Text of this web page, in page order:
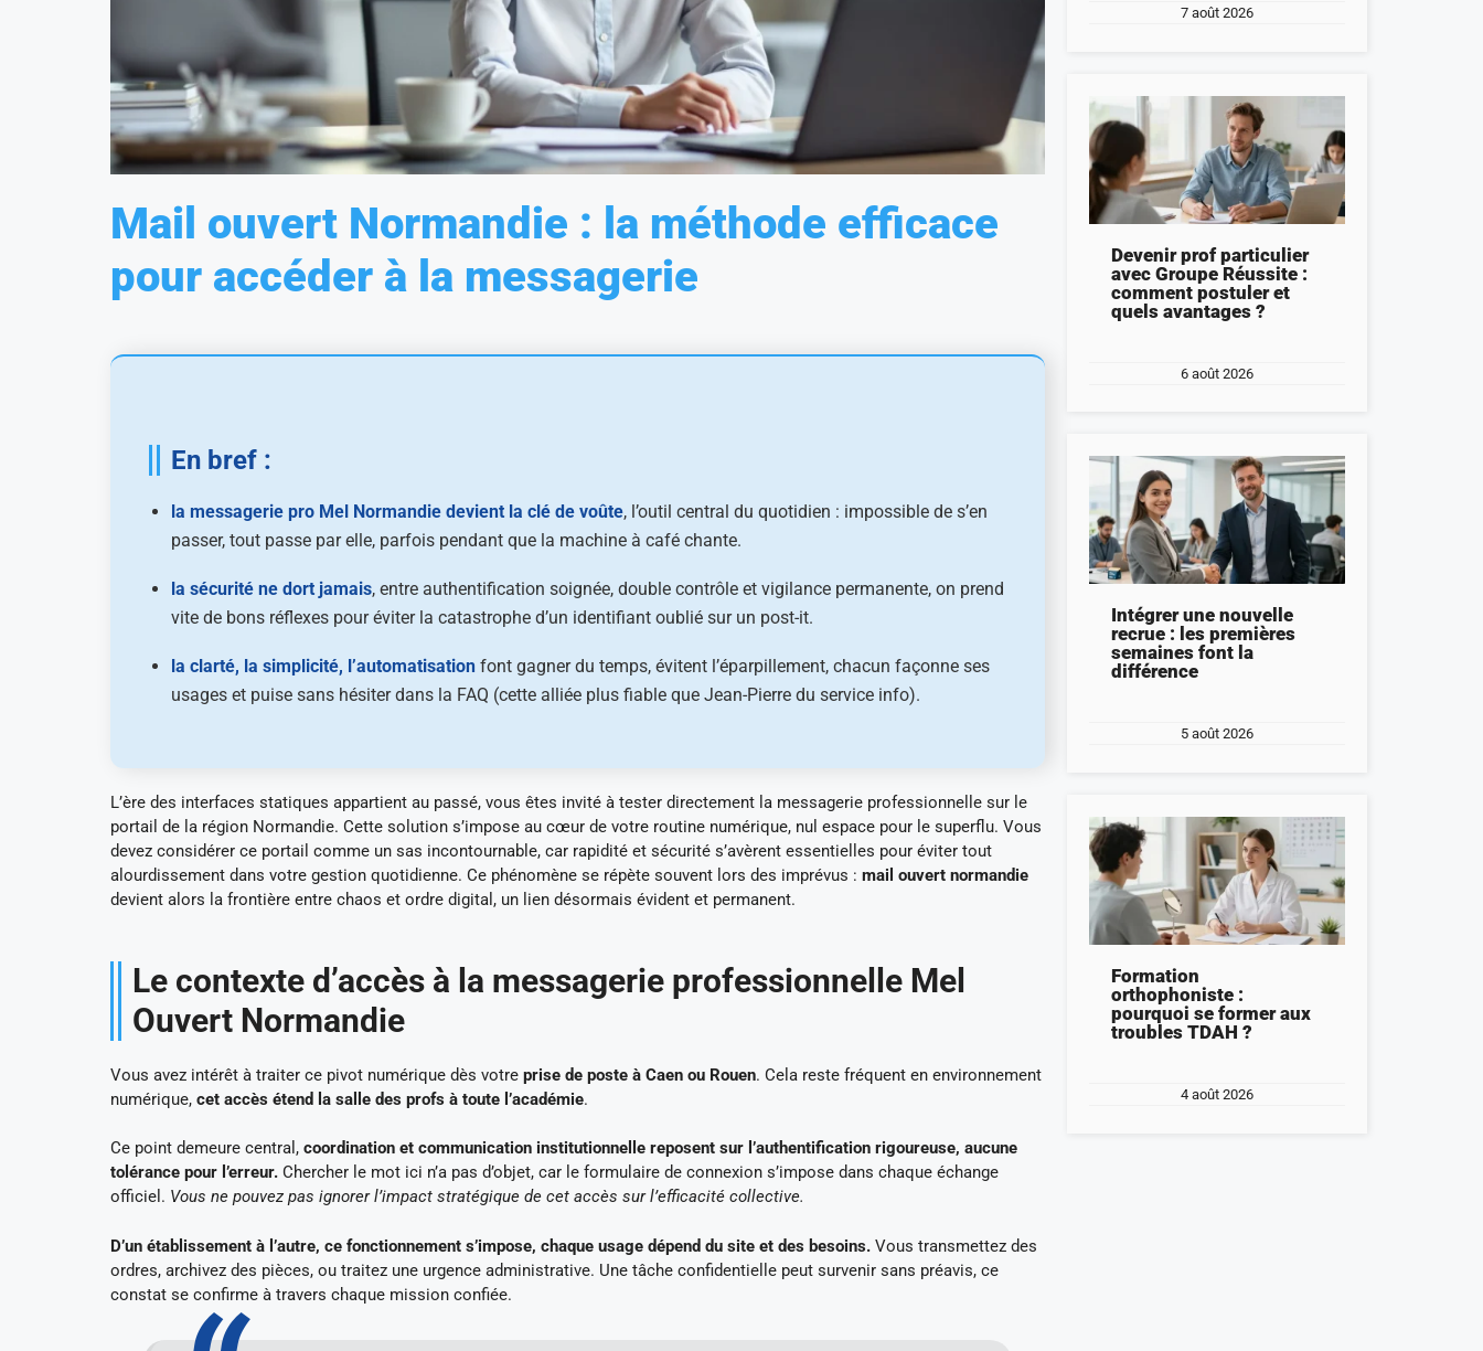
Mail ouvert Normandie : la méthode efficace
pour accéder à la messagerie
En bref :
la messagerie pro Mel Normandie devient la clé de voûte, l’outil central du quotidien : impossible de s’en
passer, tout passe par elle, parfois pendant que la machine à café chante.
la sécurité ne dort jamais, entre authentification soignée, double contrôle et vigilance permanente, on prend
vite de bons réflexes pour éviter la catastrophe d’un identifiant oublié sur un post-it.
la clarté, la simplicité, l’automatisation font gagner du temps, évitent l’éparpillement, chacun façonne ses
usages et puise sans hésiter dans la FAQ (cette alliée plus fiable que Jean-Pierre du service info).
L’ère des interfaces statiques appartient au passé, vous êtes invité à tester directement la messagerie professionnelle sur le
portail de la région Normandie. Cette solution s’impose au cœur de votre routine numérique, nul espace pour le superflu. Vous
devez considérer ce portail comme un sas incontournable, car rapidité et sécurité s’avèrent essentielles pour éviter tout
alourdissement dans votre gestion quotidienne. Ce phénomène se répète souvent lors des imprévus : mail ouvert normandie
devient alors la frontière entre chaos et ordre digital, un lien désormais évident et permanent.
Le contexte d’accès à la messagerie professionnelle Mel
Ouvert Normandie
Vous avez intérêt à traiter ce pivot numérique dès votre prise de poste à Caen ou Rouen. Cela reste fréquent en environnement
numérique, cet accès étend la salle des profs à toute l’académie.
Ce point demeure central, coordination et communication institutionnelle reposent sur l’authentification rigoureuse, aucune
tolérance pour l’erreur. Chercher le mot ici n’a pas d’objet, car le formulaire de connexion s’impose dans chaque échange
officiel. Vous ne pouvez pas ignorer l’impact stratégique de cet accès sur l’efficacité collective.
D’un établissement à l’autre, ce fonctionnement s’impose, chaque usage dépend du site et des besoins. Vous transmettez des
ordres, archivez des pièces, ou traitez une urgence administrative. Une tâche confidentielle peut survenir sans préavis, ce
constat se confirme à travers chaque mission confiée.
7 août 2026
Devenir prof particulier
avec Groupe Réussite :
comment postuler et
quels avantages ?
6 août 2026
Intégrer une nouvelle
recrue : les premières
semaines font la
différence
5 août 2026
Formation
orthophoniste :
pourquoi se former aux
troubles TDAH ?
4 août 2026